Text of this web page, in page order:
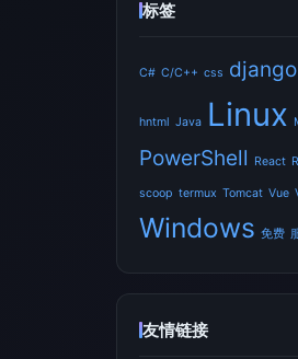
标签
C# C/C++ css django
hntml Java Linux
PowerShell React
scoop termux Tomcat Vue
Windows 免费
友情链接